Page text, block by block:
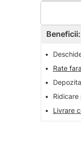
Beneficii:
•
•
Rate
•
•
•
Livrare